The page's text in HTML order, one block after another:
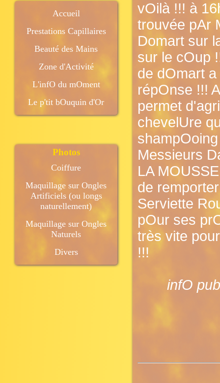
Accueil
Prestations Capillaires
Beauté des Mains
Zone d'Activité
L'infO du mOment
Le p'tit bOuquin d'Or
Photos
Coiffure
Maquillage sur Ongles
Artificiels (ou longs
naturellement)
Maquillage sur Ongles
Naturels
Divers
vOilà !!! à
trouvée pAr
Domart sur
sur le cOup
de dOmart
répOnse !!!
permet
chevelUre
Messieurs
LA
de
Serviette
pOur ses
très vite
!!!
infO